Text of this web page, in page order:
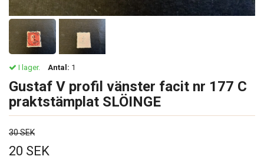
I lager. Antal: 1
Gustaf V profil vänster facit nr 177 C
praktstämplat SLÖINGE
30 SEK
20 SEK